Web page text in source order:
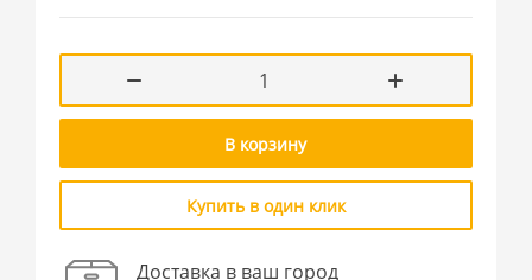
В корзину
Купить в один клик
Доставка в ваш город